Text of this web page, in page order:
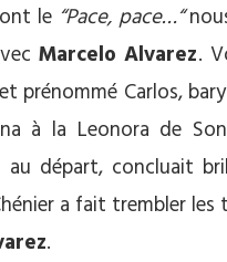
le “Pace, pace…“
Marcelo Alvarez.
prénommé Carlos,
à la Leonora de
départ, concluait
a fait trembler
.